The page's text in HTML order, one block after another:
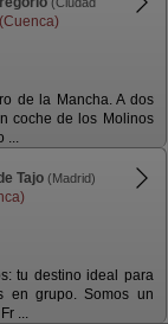
de la Mancha. A dos
coche de los Molinos
...
Tajo (Madrid)
tu destino ideal para
en grupo. Somos un
...